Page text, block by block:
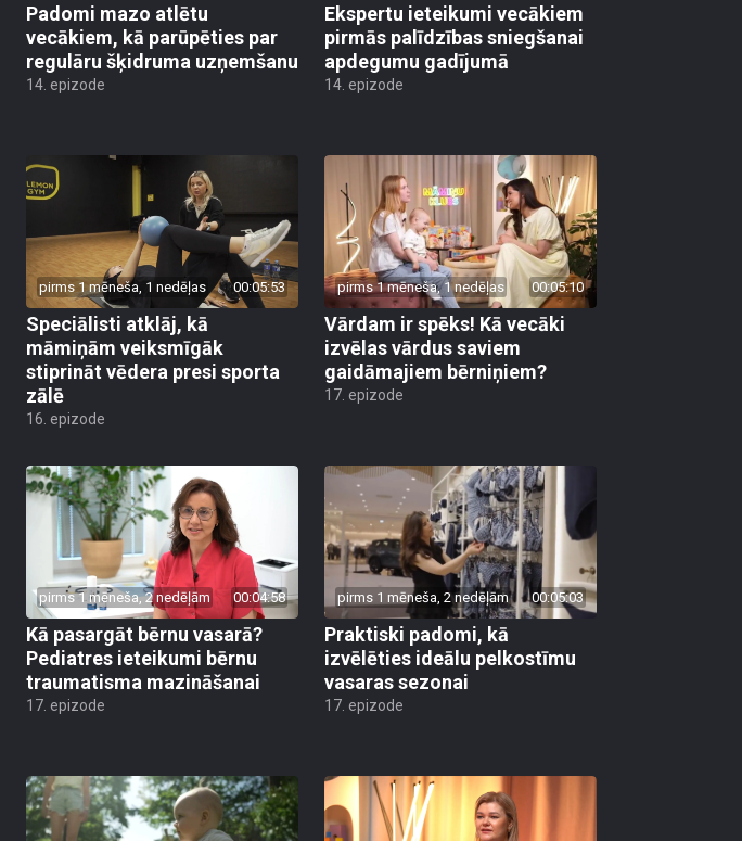
Padomi mazo atlētu
vecākiem, kā parūpēties par
regulāru šķidruma uzņemšanu
14. epizode
Ekspertu ieteikumi vecākiem
pirmās palīdzības sniegšanai
apdegumu gadījumā
14. epizode
pirms 1 mēneša, 1 nedēļas 00:05:53
Speciālisti atklāj, kā
māmiņām veiksmīgāk
stiprināt vēdera presi sporta
zālē
16. epizode
pirms 1 mēneša, 1 nedēļas 00:05:10
Vārdam ir spēks! Kā vecāki
izvēlas vārdus saviem
gaidāmajiem bērniņiem?
17. epizode
pirms 1 mēneša, 2 nedēļām 00:04:58
Kā pasargāt bērnu vasarā?
Pediatres ieteikumi bērnu
traumatisma mazināšanai
17. epizode
pirms 1 mēneša, 2 nedēļām 00:05:03
Praktiski padomi, kā
izvēlēties ideālu pelkostīmu
vasaras sezonai
17. epizode